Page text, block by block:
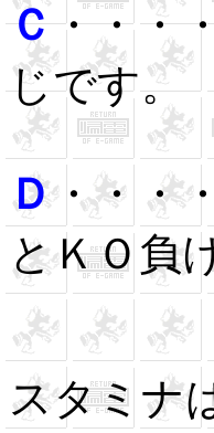
Ｃ・・・
じです。
Ｄ・・・
とＫＯ負
スタミナ